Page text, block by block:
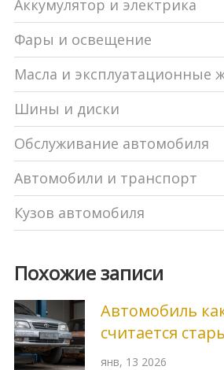
Аккумулятор и электрика
Фары и освещение
Масла и эксплуатационные
Шины и диски
Обслуживание автомобиля
Автомобили и транспорт
Кузов автомобиля
Похожие записи
Автомобиль
считается
начинается
янв, 13 2026